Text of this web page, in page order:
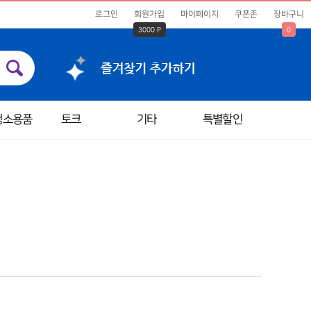
로그인 회원가입
3000 P
마이페이지 쿠폰존 장바구니
0
용품 토크 기타 특별할인